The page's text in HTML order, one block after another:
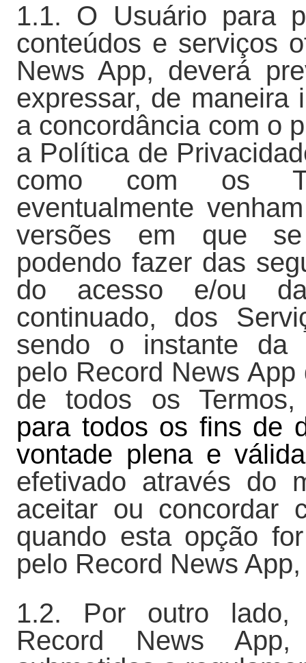
1.1. O Usuário para
conteúdos e serviços
News App, deverá
expressar, de maneira
a concordância com o
a Política de
como com os
eventualmente
versões em que se
podendo fazer das
do acesso e/ou
continuado, dos
sendo o instante da
pelo Record News
de todos os Termos,
para todos os fins de
vontade plena e válida
efetivado através do
aceitar ou concordar
quando esta opção
pelo Record News
1.2. Por outro lado,
Record News